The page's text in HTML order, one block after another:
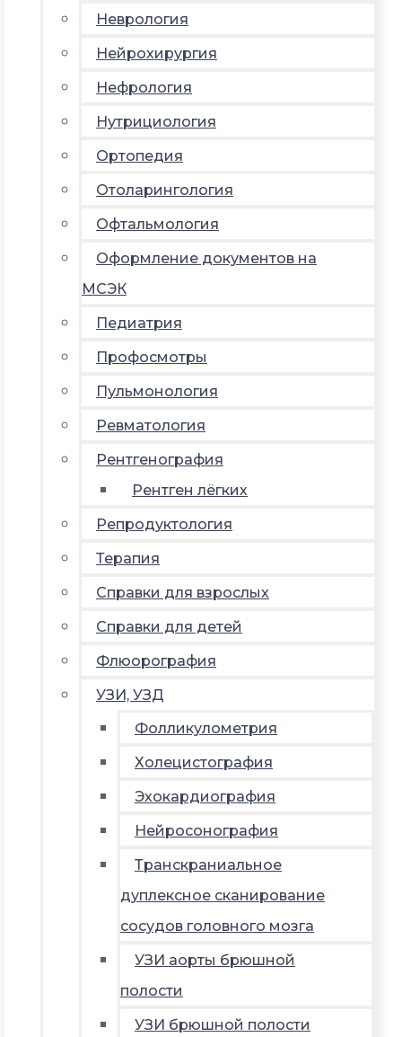
Неврология
Нейрохирургия
Нефрология
Нутрициология
Ортопедия
Отоларингология
Офтальмология
Оформление документов на
МСЭК
Педиатрия
Профосмотры
Пульмонология
Ревматология
Рентгенография
Рентген лёгких
Репродуктология
Терапия
Справки для взрослых
Справки для детей
Флюорография
УЗИ, УЗД
Фолликулометрия
Холецистография
Эхокардиография
Нейросонография
Транскраниальное
дуплексное сканирование
сосудов головного мозга
УЗИ аорты брюшной
полости
УЗИ брюшной полости